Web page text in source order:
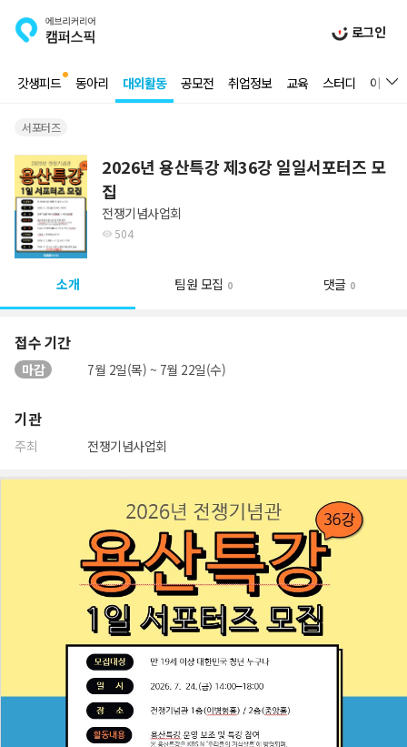
로그인
갓생피드 동아리 대외활동 공모전 취업정보 교육 스터디 이벤트
서포터즈
2026년 용산특강 제36강 일일서포터즈 모
집
전쟁기념사업회
504
소개 팀원 모집 0 댓글 0
접수 기간
마감 7월 2일(목) ~ 7월 22일(수)
기관
주최 전쟁기념사업회